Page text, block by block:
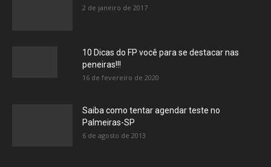
2 de janeiro de 2017
10 Dicas do FP você para se destacar nas
peneiras!!!
16 de fevereiro de 2020
Saiba como tentar agendar teste no
Palmeiras-SP
6 de agosto de 2013